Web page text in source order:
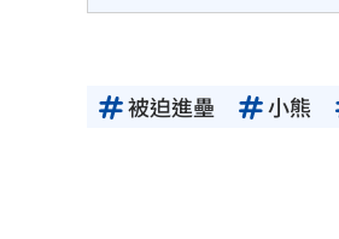
被迫進壘 小熊